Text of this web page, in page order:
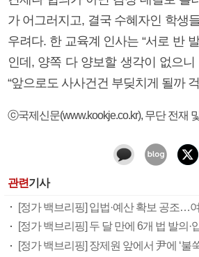
가 어그러지고, 결국 수혜자인 학생
우려다. 한 교육계 인사는 “서로 반
인데, 양쪽 다 양보할 생각이 없으니
“앞으로도 사사건건 부딪치게 될까
ⓒ국제신문(www.kookje.co.kr), 무단 전재
관련기사